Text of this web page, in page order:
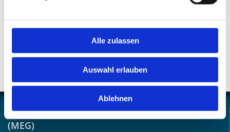
Alle zulassen
Auswahl erlauben
Ablehnen
freuen uns auf Ihren Besuch!
Medizinische Einrichtung GmbH Blankenfelde
(MEG)